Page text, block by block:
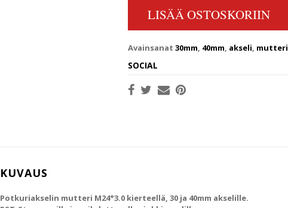
LISÄÄ OSTOSKORIIN
Avainsanat 30mm, 40mm, akseli, mutteri
SOCIAL
KUVAUS
Potkuriakselin mutteri M24*3.0 kierteellä, 30 ja 40mm akselille.